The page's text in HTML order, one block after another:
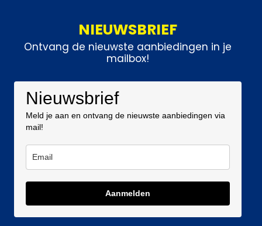
NIEUWSBRIEF
Ontvang de nieuwste aanbiedingen in je
mailbox!
Nieuwsbrief
Meld je aan en ontvang de nieuwste aanbiedingen via
mail!
Aanmelden